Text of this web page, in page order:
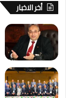
أخر الاخبار